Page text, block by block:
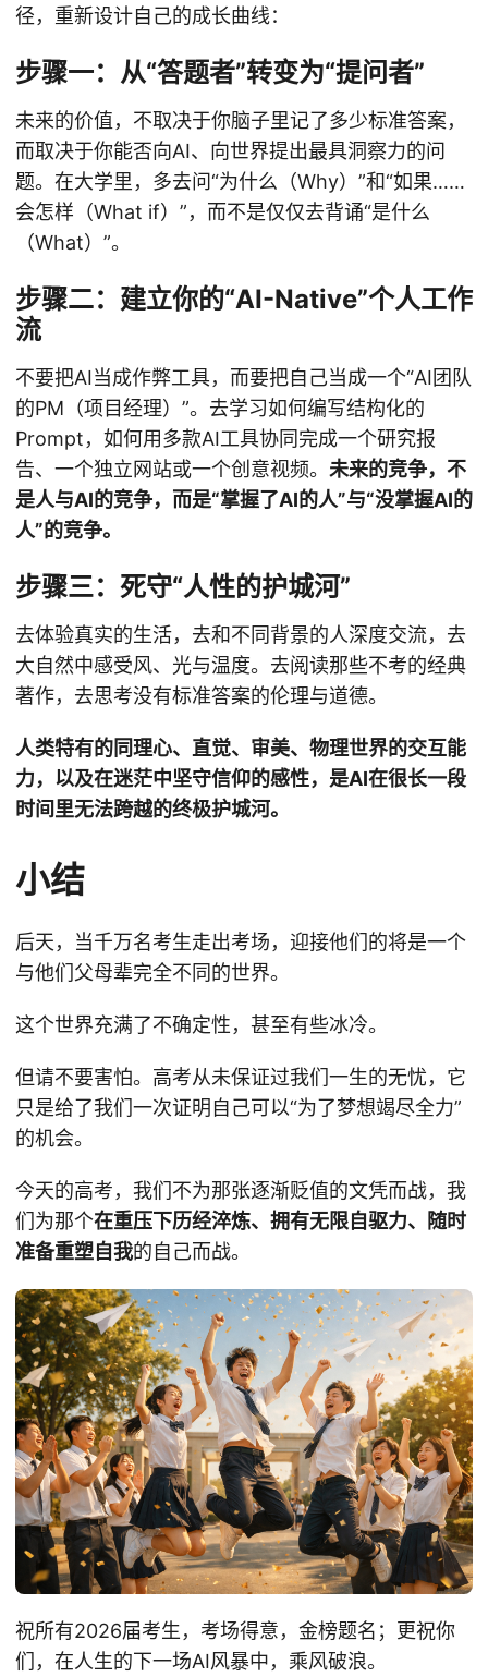
径，重新设计自己的成长曲线：
步骤一：从“答题者”转变为“提问者”
未来的价值，不取决于你脑子里记了多少标准答案，
而取决于你能否向AI、向世界提出最具洞察力的问
题。在大学里，多去问“为什么（Why）”和“如果……
会怎样（What if）”，而不是仅仅去背诵“是什么
（What）”。
步骤二：建立你的“AI-Native”个人工作
流
不要把AI当成作弊工具，而要把自己当成一个“AI团队
的PM（项目经理）”。去学习如何编写结构化的
Prompt，如何用多款AI工具协同完成一个研究报
告、一个独立网站或一个创意视频。 未来的竞争，不
是人与AI的竞争，而是“掌握了AI的人”与“没掌握AI的
人”的竞争。
步骤三：死守“人性的护城河”
去体验真实的生活，去和不同背景的人深度交流，去
大自然中感受风、光与温度。去阅读那些不考的经典
著作，去思考没有标准答案的伦理与道德。
人类特有的同理心、直觉、审美、物理世界的交互能
力，以及在迷茫中坚守信仰的感性，是AI在很长一段
时间里无法跨越的终极护城河。
小结
后天，当千万名考生走出考场，迎接他们的将是一个
与他们父母辈完全不同的世界。
这个世界充满了不确定性，甚至有些冰冷。
但请不要害怕。高考从未保证过我们一生的无忧，它
只是给了我们一次证明自己可以“为了梦想竭尽全力”
的机会。
今天的高考，我们不为那张逐渐贬值的文凭而战，我
们为那个在重压下历经淬炼、拥有无限自驱力、随时
准备重塑自我的自己而战。
祝所有2026届考生，考场得意，金榜题名；更祝你
们，在人生的下一场AI风暴中，乘风破浪。